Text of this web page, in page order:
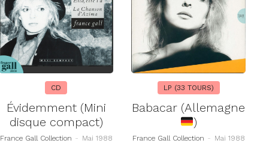
CD
Évidemment (Mini
disque compact)
France Gall Collection - Mai 1988
LP (33 TOURS)
Babacar (Allemagne
)
France Gall Collection - Mai 1988